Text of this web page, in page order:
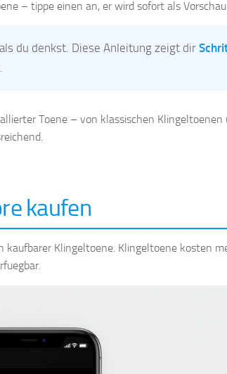
– tippe einen an, er wird sofort als
du denkst. Diese Anleitung zeigt dir
Toene – von klassischen Klingeltoenen
kaufen
kaufbarer Klingeltoene. Klingeltoene kosten